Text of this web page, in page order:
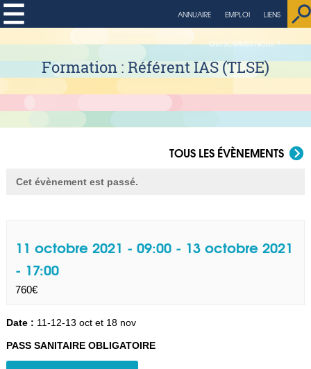
LIENS
EMPLOI
ANNUAIRE
QUI SOMMES NOUS ?
Formation : Référent IAS (TLSE)
TOUS LES ÉVÈNEMENTS
Cet évènement est passé.
11 octobre 2021 - 09:00- 13 octobre 2021
- 17:00
760€
Navigation Évènement
Date : 11-12-13 oct et 18 nov
PASS SANITAIRE OBLIGATOIRE